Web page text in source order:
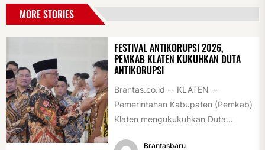
MORE STORIES
FESTIVAL ANTIKORUPSI 2026,
PEMKAB KLATEN KUKUHKAN DUTA
ANTIKORUPSI
Brantas.co.id -- KLATEN --
Pemerintahan Kabupaten (Pemkab)
Klaten mengukukuhkan Duta
Brantasbaru